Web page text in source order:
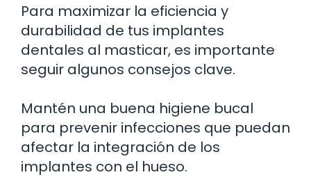
Para maximizar la eficiencia y
durabilidad de tus implantes
dentales al masticar, es importante
seguir algunos consejos clave.
Mantén una buena higiene bucal
para prevenir infecciones que puedan
afectar la integración de los
implantes con el hueso.